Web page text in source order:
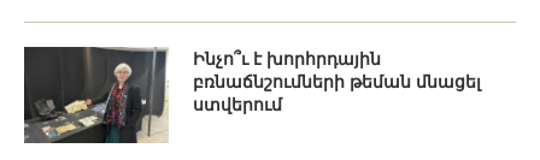
Ինչո՞ւ է խորհրդային
բռնաճնշումների թեման մնացել
ստվերում